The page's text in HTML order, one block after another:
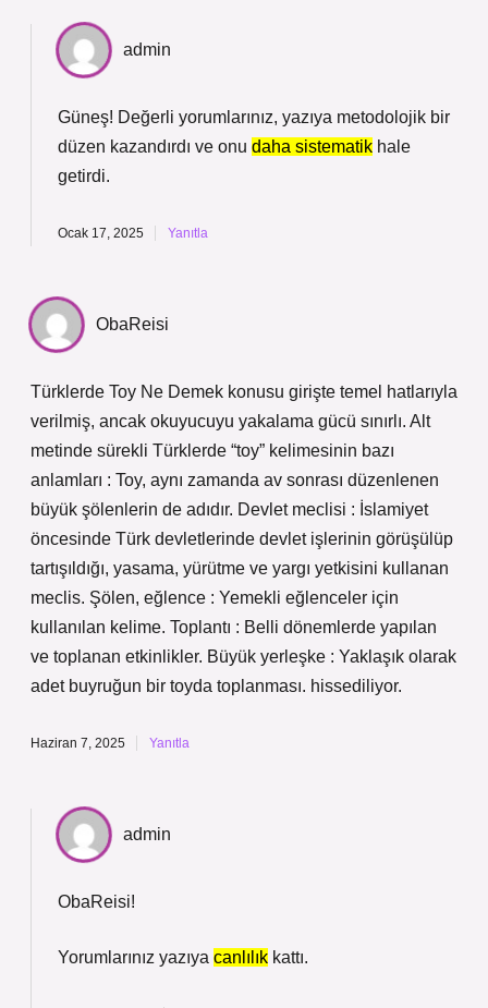
admin
Güneş! Değerli yorumlarınız, yazıya metodolojik bir
düzen kazandırdı ve onu daha sistematik hale
getirdi.
Ocak 17, 2025 Yanıtla
ObaReisi
Türklerde Toy Ne Demek konusu girişte temel hatlarıyla
verilmiş, ancak okuyucuyu yakalama gücü sınırlı. Alt
metinde sürekli Türklerde “toy” kelimesinin bazı
anlamları : Toy, aynı zamanda av sonrası düzenlenen
büyük şölenlerin de adıdır. Devlet meclisi : İslamiyet
öncesinde Türk devletlerinde devlet işlerinin görüşülüp
tartışıldığı, yasama, yürütme ve yargı yetkisini kullanan
meclis. Şölen, eğlence : Yemekli eğlenceler için
kullanılan kelime. Toplantı : Belli dönemlerde yapılan
ve toplanan etkinlikler. Büyük yerleşke : Yaklaşık olarak
adet buyruğun bir toyda toplanması. hissediliyor.
Haziran 7, 2025 Yanıtla
admin
ObaReisi!
Yorumlarınız yazıya canlılık kattı.